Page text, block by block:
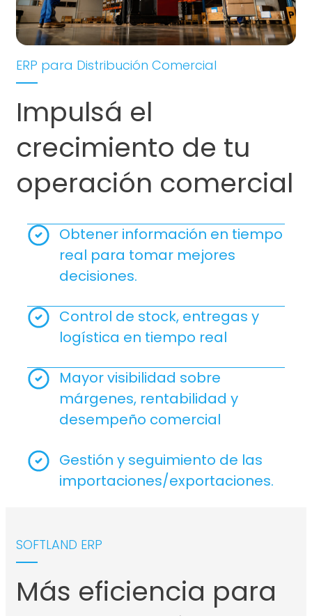
ERP para Distribución Comercial
Impulsá el
crecimiento de tu
operación comercial
Obtener información en tiempo
real para tomar mejores
decisiones.
Control de stock, entregas y
logística en tiempo real
Mayor visibilidad sobre
márgenes, rentabilidad y
desempeño comercial
Gestión y seguimiento de las
importaciones/exportaciones.
SOFTLAND ERP
Más eficiencia para